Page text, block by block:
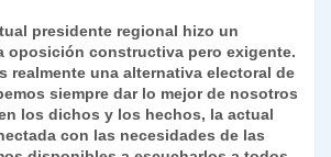
presidente regional hizo un
oposición constructiva pero exigente.
realmente una alternativa electoral de
siempre dar lo mejor de nosotros
los dichos y los hechos, la actual
con las necesidades de las